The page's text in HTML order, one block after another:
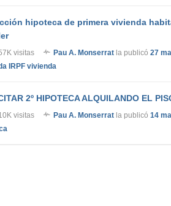
hipoteca de primera vivienda
visitas Pau A. Monserrat la publicó 27
IRPF vivienda
2º HIPOTECA ALQUILANDO EL
visitas Pau A. Monserrat la publicó 14